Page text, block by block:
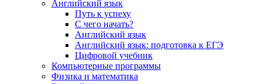
Английский язык
Путь к успеху
С чего начать?
Английский язык
Английский язык: подготовка к ЕГЭ
Цифровой учебник
Компьютерные программы
Физика и математика